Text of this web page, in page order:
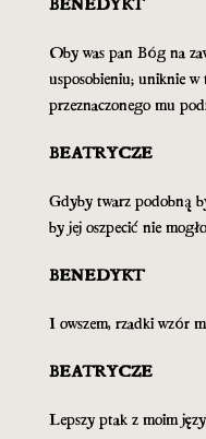
Oby was pan Bóg na
usposobieniu; uniknie
przeznaczonego mu
BEATRYCZE
Gdyby twarz podobną
by jej oszpecić nie
BENEDYKT
I owszem, rzadki wzór
BEATRYCZE
Lepszy ptak z moim